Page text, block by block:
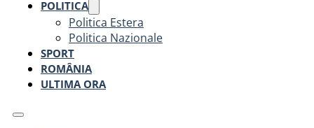
POLITICA
Politica Estera
Politica Nazionale
SPORT
ROMÂNIA
ULTIMA ORA